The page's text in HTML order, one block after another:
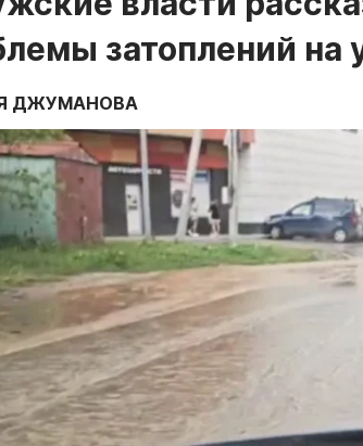
затоплений на
ДЖУМАНОВА